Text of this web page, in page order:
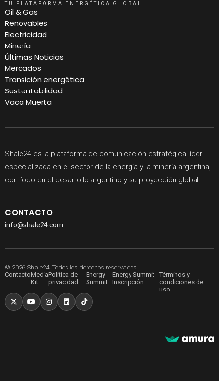
TU PLATAFORMA ENERGÉTICA GLOBAL
Oil & Gas
Renovables
Electricidad
Minería
Últimas Noticias
Mercados
Transición energética
Sustentabilidad
Vaca Muerta
Shale24 es la plataforma de comunicación estratégica líder
especializada en el sector de la energía y la minería argentina,
con foco en el desarrollo argentino y su proyección global.
CONTACTO
info@shale24.com
© 2026 Shale24. Todos los derechos reservados.
ContactoMedia
Kit
Política de
privacidad
Energy
Summit
Energy Summit
Inscripción
Términos y
condiciones de
uso